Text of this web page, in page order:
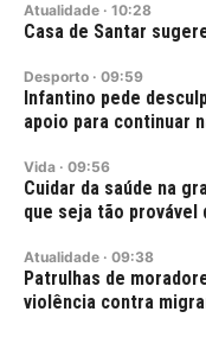
Atualidade · 10:28
Casa de Santar
Desporto · 09:59
Infantino pede
apoio para continuar
Vida · 09:56
Cuidar da saúde na
que seja tão provável
Atualidade · 09:38
Patrulhas de
violência contra